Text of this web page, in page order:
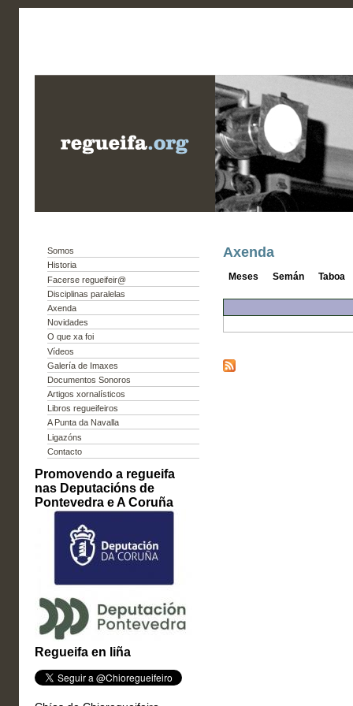
Somos
Historia
Facerse regueifeir@
Disciplinas paralelas
Axenda
Novidades
O que xa foi
Vídeos
Galería de Imaxes
Documentos Sonoros
Artigos xornalísticos
Libros regueifeiros
A Punta da Navalla
Ligazóns
Contacto
Promovendo a regueifa
nas Deputacións de
Pontevedra e A Coruña
Regueifa en liña
Axenda
Meses Semán Taboa